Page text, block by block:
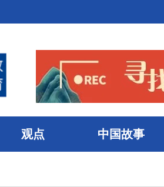
观点 中国故事